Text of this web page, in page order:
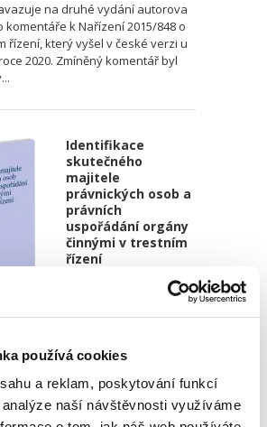
používá cookies
a reklam, poskytování funkcí
naší návštěvnosti využíváme
na druhé vydání autorova
k Nařízení 2015/848 o
řízení, který vyšel v české verzi u
2020. Zmíněný komentář byl
Identifikace
skutečného
majitele
právnických osob a
právních
uspořádání orgány
činnými v trestním
řízení
tématu identifikace
právnických osob a dalších
– zejména svěřenských